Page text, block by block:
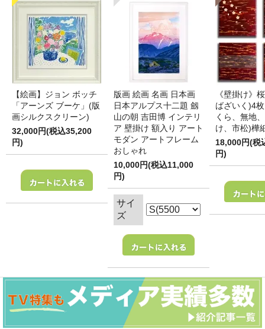
【絵画】ジョン ボッチ
「アーンズ ブーケ」(版
画シルクスクリーン)
32,000円(税込35,200
円)
版画 絵画 名画 日本画
日本アルプス十二題 劔
山の朝 吉田博 インテリ
ア 壁掛け 額入り アート
モダン アートフレーム
おしゃれ
10,000円(税込11,000
円)
サイ
ズ
《壁掛け》
ばざいく)4
くら、無地
け、市松)樺
18,000円(税
円)